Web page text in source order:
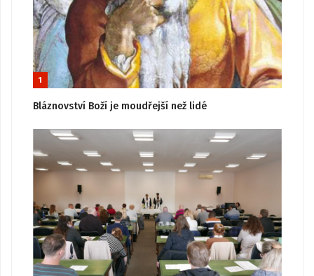
1
Bláznovství Boží je moudřejší než lidé